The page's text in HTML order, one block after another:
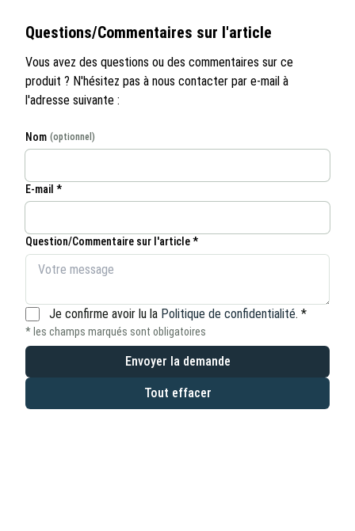
Questions/Commentaires sur l'article
Vous avez des questions ou des commentaires sur ce
produit ? N'hésitez pas à nous contacter par e-mail à
l'adresse suivante :
Nom (optionnel)
E-mail *
Question/Commentaire sur l'article *
Je confirme avoir lu la Politique de confidentialité. *
* les champs marqués sont obligatoires
Tout effacer
Envoyer la demande